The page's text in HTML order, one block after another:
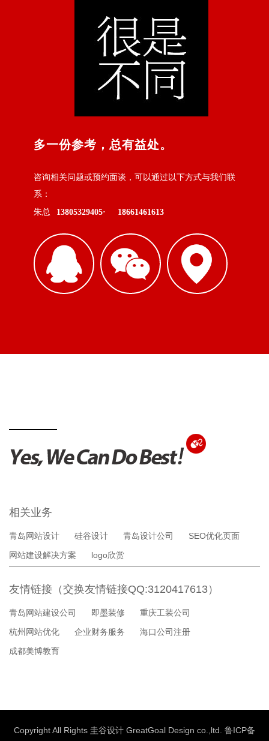
多一份参考，总有益处。
咨询相关问题或预约面谈，可以通过以下方式与我们联
系：
朱总
13805329405· 18661461613
相关业务
青岛网站设计 硅谷设计 青岛设计公司
SEO优化页面
网站建设解决方案
logo欣赏
友情链接（交换友情链接QQ:3120417613）
青岛网站建设公司 即墨装修
重庆工装公司
杭州网站优化
企业财务服务
海口公司注册
成都美博教育
Copyright All Rights 圭谷设计 GreatGoal Design co.,ltd. 鲁ICP备